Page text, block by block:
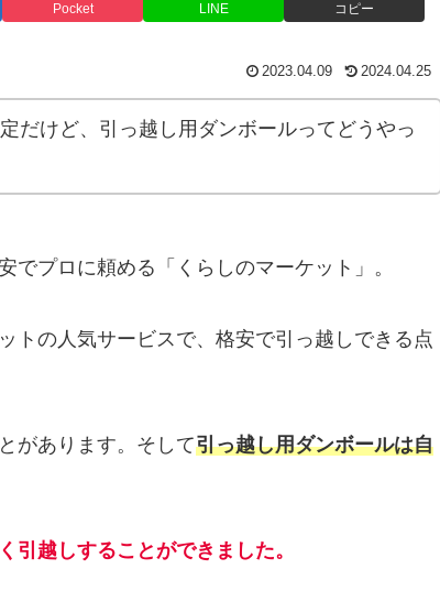
Pocket LINE コピー
2023.04.09 2024.04.25
だけど、引っ越し用ダンボールってどうやっ
プロに頼める「くらしのマーケット」。
トの人気サービスで、格安で引っ越しできる点
があります。そして引っ越し用ダンボールは自
引越しすることができました。